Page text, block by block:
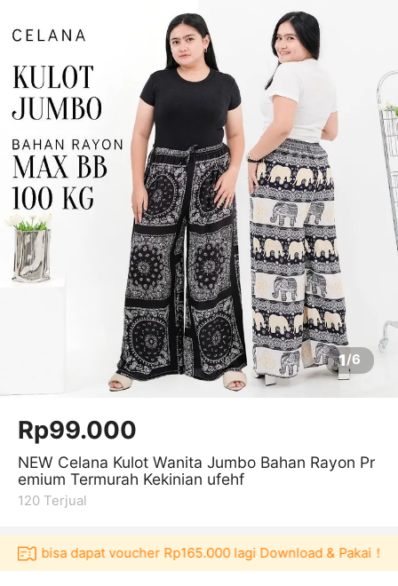
1/6
Rp99.000
NEW Celana Kulot Wanita Jumbo Bahan Rayon Pr
emium Termurah Kekinian ufehf
120 Terjual
bisa dapat voucher Rp165.000 lagi Download & Pakai！